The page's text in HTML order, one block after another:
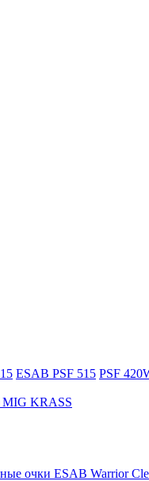
ESAB PSF 515 PSF
MIG KRASS
очки ESAB Warrior